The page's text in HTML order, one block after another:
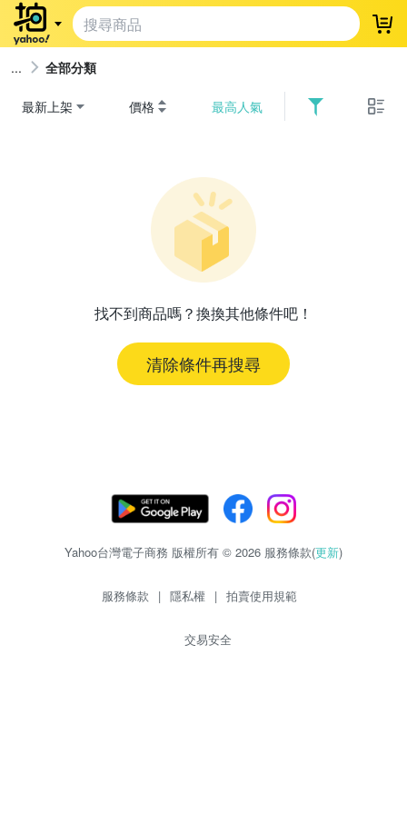
登
全部分類
最新上架 價格 最高人氣
找不到商品嗎？換換其他條件吧！
清除條件再搜尋
Yahoo台灣電子商務 版權所有 © 2026 服務條款(更新)
服務條款 | 隱私權 | 拍賣使用規範
交易安全